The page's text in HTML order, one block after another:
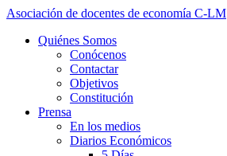
Asociación de docentes de economía C-LM
Quiénes Somos
Conócenos
Contactar
Objetivos
Constitución
Prensa
En los medios
Diarios Económicos